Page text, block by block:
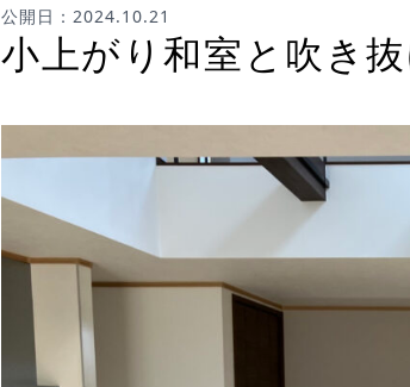
公開日：2024.10.21
小上がり和室と吹き